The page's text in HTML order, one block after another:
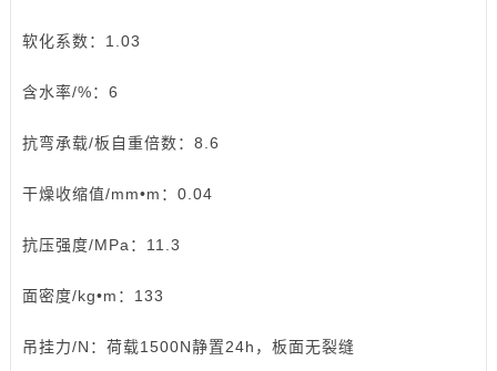
软化系数：1.03
含水率/%：6
抗弯承载/板自重倍数：8.6
干燥收缩值/mm•m：0.04
抗压强度/MPa：11.3
面密度/kg•m：133
吊挂力/N：荷载1500N静置24h，板面无裂缝